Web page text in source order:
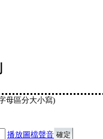
母區分大小寫)
播放圖檔聲音